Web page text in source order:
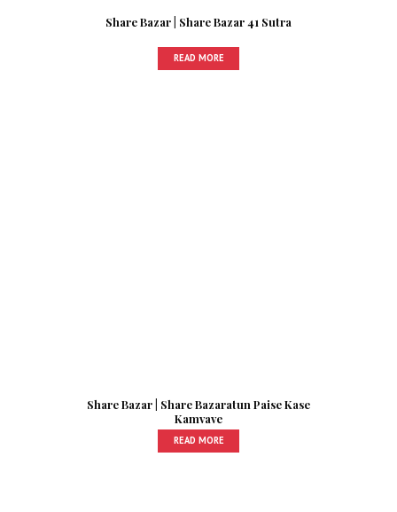
Share Bazar | Share Bazar 41 Sutra
READ MORE
Share Bazar | Share Bazaratun Paise Kase
Kamvave
READ MORE